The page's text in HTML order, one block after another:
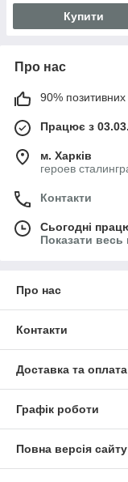
Купити
Про нас
90% позитивних
Працює з
м. Харків
героев
Контакти
Сьогодні
Показати весь
Про нас
Контакти
Доставка та оплата
Графік роботи
Повна версія сайту